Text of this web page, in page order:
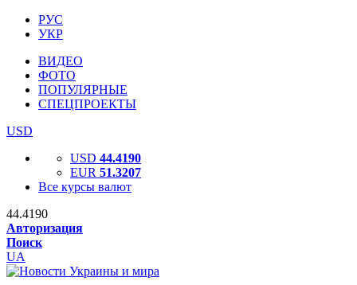
РУС
УКР
ВИДЕО
ФОТО
ПОПУЛЯРНЫЕ
СПЕЦПРОЕКТЫ
USD
USD 44.4190
EUR 51.3207
Все курсы валют
44.4190
Авторизация
Поиск
UA